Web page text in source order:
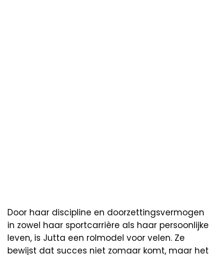
Door haar discipline en doorzettingsvermogen
in zowel haar sportcarrière als haar persoonlijke
leven, is Jutta een rolmodel voor velen. Ze
bewijst dat succes niet zomaar komt, maar het